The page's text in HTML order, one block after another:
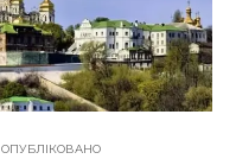
ОПУБЛІКОВАНО